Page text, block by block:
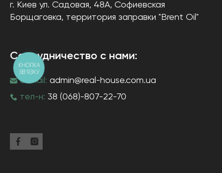
г. Киев ул. Садовая, 48А, Софиевская
Борщаговка, территория заправки "Brent Oil"
Сотрудничество с нами:
e-mail: admin@real-house.com.ua
тел-н: 38 (068)-807-22-70
КНОПКА
ЗВ'ЯЗКУ